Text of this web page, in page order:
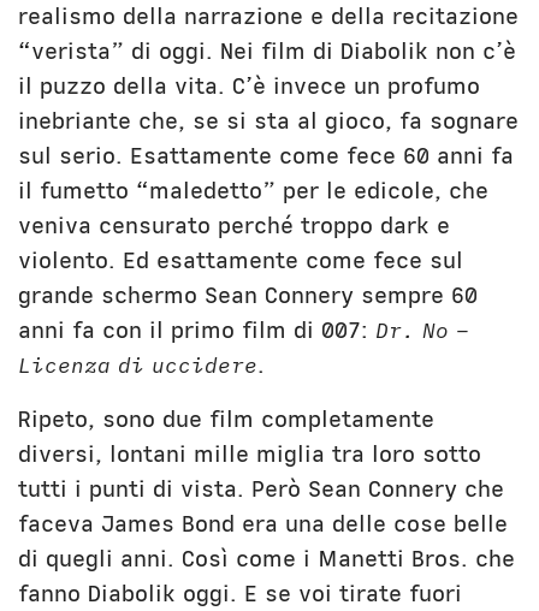
realismo della narrazione e della recitazione
“verista” di oggi. Nei film di Diabolik non c’è
il puzzo della vita. C’è invece un profumo
inebriante che, se si sta al gioco, fa sognare
sul serio. Esattamente come fece 60 anni fa
il fumetto “maledetto” per le edicole, che
veniva censurato perché troppo dark e
violento. Ed esattamente come fece sul
grande schermo Sean Connery sempre 60
anni fa con il primo film di 007: Dr. No –
Licenza di uccidere.
Ripeto, sono due film completamente
diversi, lontani mille miglia tra loro sotto
tutti i punti di vista. Però Sean Connery che
faceva James Bond era una delle cose belle
di quegli anni. Così come i Manetti Bros. che
fanno Diabolik oggi. E se voi tirate fuori